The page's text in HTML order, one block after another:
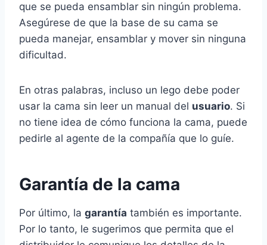
que se pueda ensamblar sin ningún problema.
Asegúrese de que la base de su cama se
pueda manejar, ensamblar y mover sin ninguna
dificultad.
En otras palabras, incluso un lego debe poder
usar la cama sin leer un manual del usuario. Si
no tiene idea de cómo funciona la cama, puede
pedirle al agente de la compañía que lo guíe.
Garantía de la cama
Por último, la garantía también es importante.
Por lo tanto, le sugerimos que permita que el